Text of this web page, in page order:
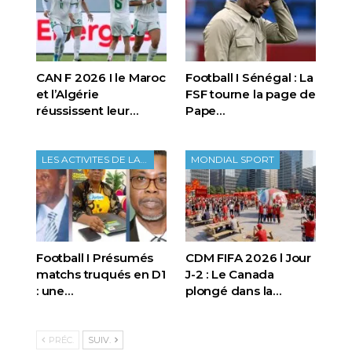
CAN F 2026 I le Maroc
et l’Algérie
réussissent leur…
Football I Sénégal : La
FSF tourne la page de
Pape…
Football I Présumés
matchs truqués en D1
: une…
MONDIAL SPORT
CDM FIFA 2026 l Jour
J-2 : Le Canada
plongé dans la…
PRÉC. SUIV.